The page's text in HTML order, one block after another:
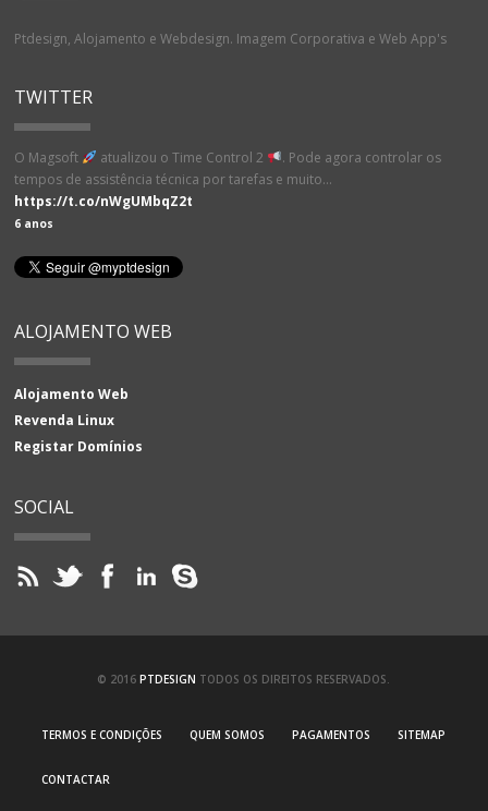
Ptdesign, Alojamento e Webdesign. Imagem Corporativa e Web App's
TWITTER
O Magsoft atualizou o Time Control 2
. Pode agora controlar os
tempos de assistência técnica por tarefas e muito…
https://t.co/nWgUMbqZ2t
6 anos
ALOJAMENTO WEB
Alojamento Web
Revenda Linux
Registar Domínios
SOCIAL
© 2016PTDESIGN TODOS OS DIREITOS RESERVADOS.
TERMOS E CONDIÇÕES QUEM SOMOS PAGAMENTOS SITEMAP
CONTACTAR